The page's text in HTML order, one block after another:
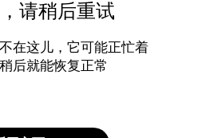
请稍后重试
在这儿，它可能正忙着
后就能恢复正常